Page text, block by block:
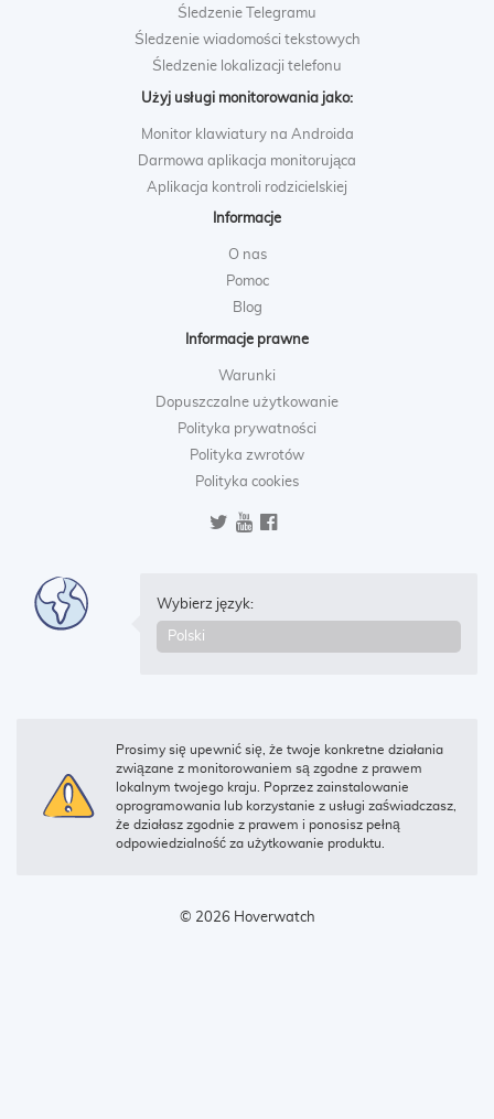
Śledzenie Telegramu
Śledzenie wiadomości tekstowych
Śledzenie lokalizacji telefonu
Użyj usługi monitorowania jako:
Monitor klawiatury na Androida
Darmowa aplikacja monitorująca
Aplikacja kontroli rodzicielskiej
Informacje
O nas
Pomoc
Blog
Informacje prawne
Warunki
Dopuszczalne użytkowanie
Polityka prywatności
Polityka zwrotów
Polityka cookies
Wybierz język:
Prosimy się upewnić się, że twoje konkretne działania
związane z monitorowaniem są zgodne z prawem
lokalnym twojego kraju. Poprzez zainstalowanie
oprogramowania lub korzystanie z usługi zaświadczasz,
że działasz zgodnie z prawem i ponosisz pełną
odpowiedzialność za użytkowanie produktu.
© 2026 Hoverwatch